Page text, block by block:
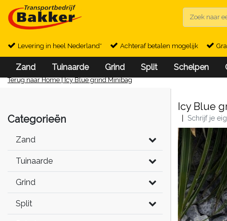
Levering in heel Nederland* Achteraf betalen mogelijk
Zand Tuinaarde Grind Split Schelpen
Terug naar Home|Icy Blue grind Minibag
Categorieën
Zand
Tuinaarde
Grind
Split
Icy Blue
Schrijf je